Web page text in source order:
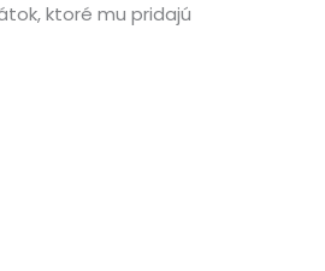
ktoré mu pridajú